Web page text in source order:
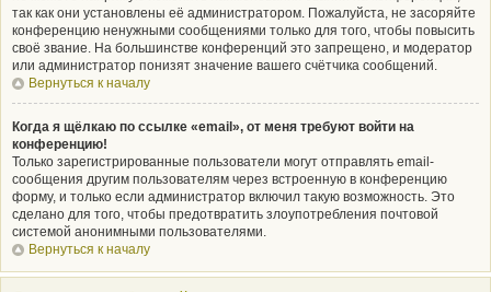
так как они установлены её администратором. Пожалуйста, не засоряйте
конференцию ненужными сообщениями только для того, чтобы повысить
своё звание. На большинстве конференций это запрещено, и модератор
или администратор понизят значение вашего счётчика сообщений.
Вернуться к началу
Когда я щёлкаю по ссылке «email», от меня требуют войти на
конференцию!
Только зарегистрированные пользователи могут отправлять email-
сообщения другим пользователям через встроенную в конференцию
форму, и только если администратор включил такую возможность. Это
сделано для того, чтобы предотвратить злоупотребления почтовой
системой анонимными пользователями.
Вернуться к началу